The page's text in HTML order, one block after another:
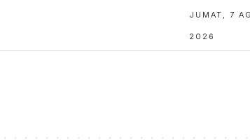
JUMAT, 7
2026